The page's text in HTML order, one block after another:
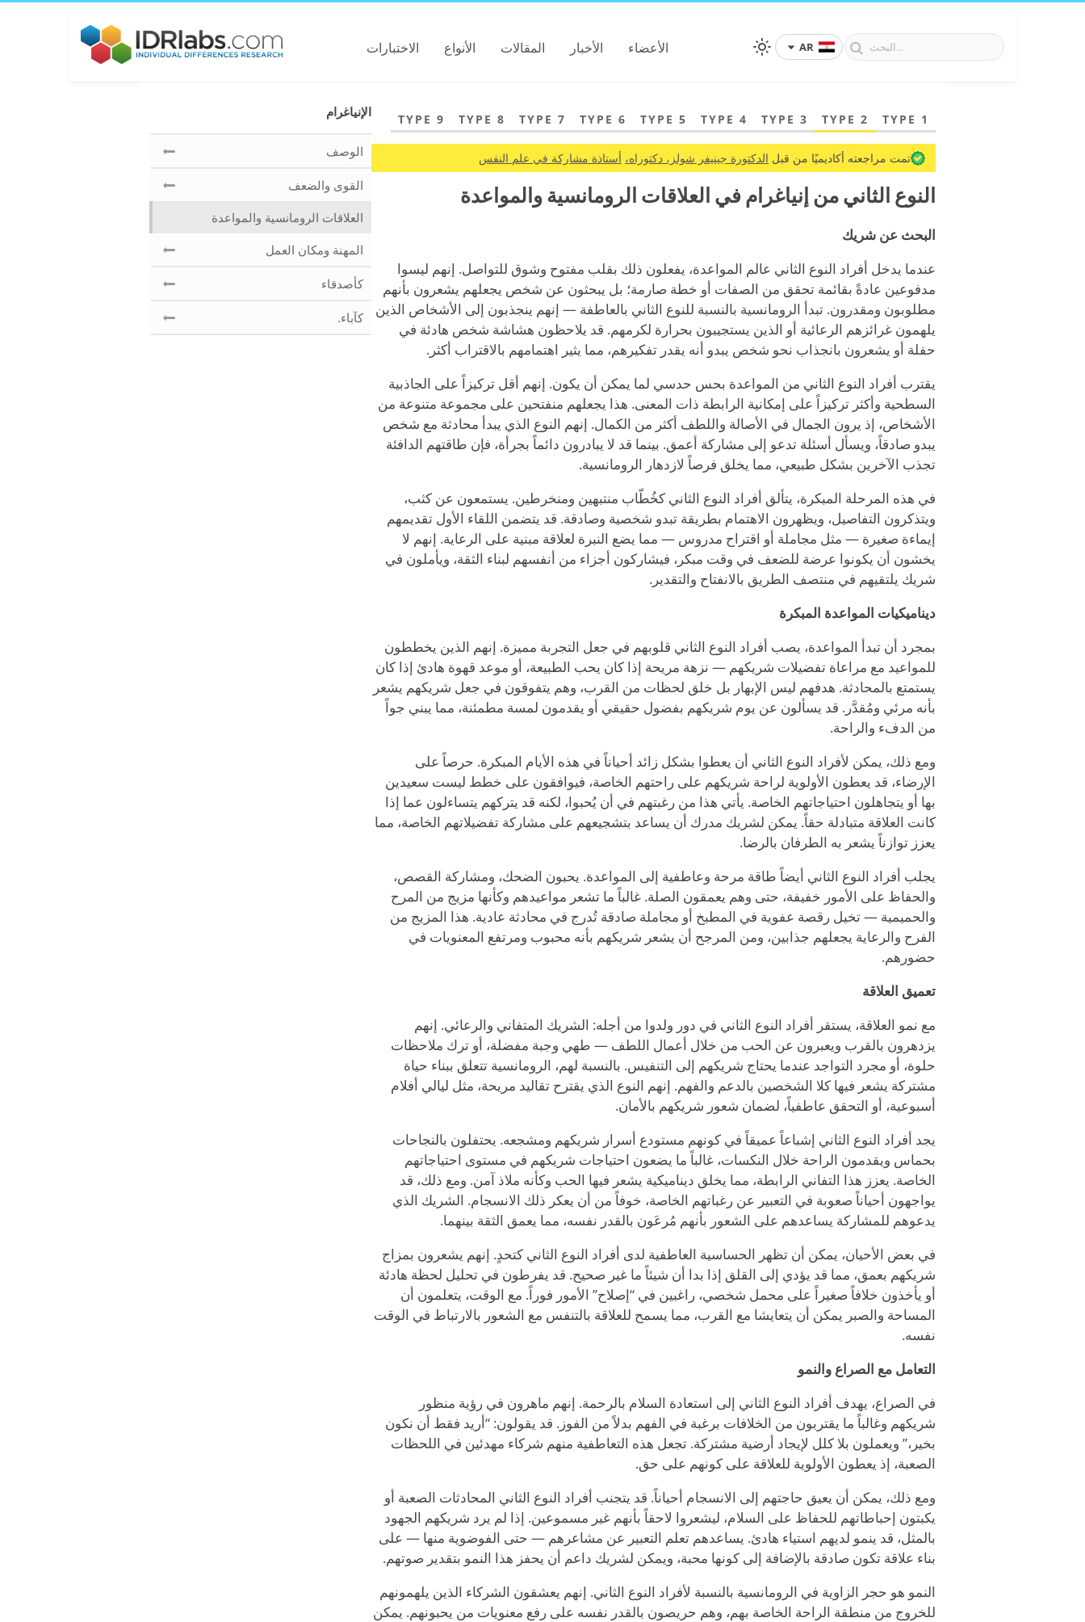
الاختبارات الأنواع المقالات الأخبار الأعضاء AR
الإنياغرام
الوصف
القوى والضعف
العلاقات الرومانسية والمواعدة
المهنة ومكان العمل
كأصدقاء
كآباء.
TYPE 1
TYPE 2
TYPE 3
TYPE 4
TYPE 5
TYPE 6
TYPE 7
TYPE 8
TYPE 9
تمت مراجعته أكاديميًا من قبل الدكتورة جينيفر شولز، دكتوراه، أستاذة مشاركة في علم النفس
النوع الثاني من إنياغرام في العلاقات الرومانسية والمواعدة
البحث عن شريك
عندما يدخل أفراد النوع الثاني عالم المواعدة، يفعلون ذلك بقلب مفتوح وشوق للتواصل. إنهم ليسوا
مدفوعين عادةً بقائمة تحقق من الصفات أو خطة صارمة؛ بل يبحثون عن شخص يجعلهم يشعرون بأنهم
مطلوبون ومقدرون. تبدأ الرومانسية بالنسبة للنوع الثاني بالعاطفة — إنهم ينجذبون إلى الأشخاص الذين
يلهمون غرائزهم الرعائية أو الذين يستجيبون بحرارة لكرمهم. قد يلاحظون هشاشة شخص هادئة في
حفلة أو يشعرون بانجذاب نحو شخص يبدو أنه يقدر تفكيرهم، مما يثير اهتمامهم بالاقتراب أكثر.
يقترب أفراد النوع الثاني من المواعدة بحس حدسي لما يمكن أن يكون. إنهم أقل تركيزاً على الجاذبية
السطحية وأكثر تركيزاً على إمكانية الرابطة ذات المعنى. هذا يجعلهم منفتحين على مجموعة متنوعة من
الأشخاص، إذ يرون الجمال في الأصالة واللطف أكثر من الكمال. إنهم النوع الذي يبدأ محادثة مع شخص
يبدو صادقاً، ويسأل أسئلة تدعو إلى مشاركة أعمق. بينما قد لا يبادرون دائماً بجرأة، فإن طاقتهم الدافئة
تجذب الآخرين بشكل طبيعي، مما يخلق فرصاً لازدهار الرومانسية.
في هذه المرحلة المبكرة، يتألق أفراد النوع الثاني كخُطّاب منتبهين ومنخرطين. يستمعون عن كثب،
ويتذكرون التفاصيل، ويظهرون الاهتمام بطريقة تبدو شخصية وصادقة. قد يتضمن اللقاء الأول تقديمهم
إيماءة صغيرة — مثل مجاملة أو اقتراح مدروس — مما يضع النبرة لعلاقة مبنية على الرعاية. إنهم لا
يخشون أن يكونوا عرضة للضعف في وقت مبكر، فيشاركون أجزاء من أنفسهم لبناء الثقة، ويأملون في
شريك يلتقيهم في منتصف الطريق بالانفتاح والتقدير.
ديناميكيات المواعدة المبكرة
بمجرد أن تبدأ المواعدة، يصب أفراد النوع الثاني قلوبهم في جعل التجربة مميزة. إنهم الذين يخططون
للمواعيد مع مراعاة تفضيلات شريكهم — نزهة مريحة إذا كان يحب الطبيعة، أو موعد قهوة هادئ إذا كان
يستمتع بالمحادثة. هدفهم ليس الإبهار بل خلق لحظات من القرب، وهم يتفوقون في جعل شريكهم يشعر
بأنه مرئي ومُقدَّر. قد يسألون عن يوم شريكهم بفضول حقيقي أو يقدمون لمسة مطمئنة، مما يبني جواً
من الدفء والراحة.
ومع ذلك، يمكن لأفراد النوع الثاني أن يعطوا بشكل زائد أحياناً في هذه الأيام المبكرة. حرصاً على
الإرضاء، قد يعطون الأولوية لراحة شريكهم على راحتهم الخاصة، فيوافقون على خطط ليست سعيدين
بها أو يتجاهلون احتياجاتهم الخاصة. يأتي هذا من رغبتهم في أن يُحبوا، لكنه قد يتركهم يتساءلون عما إذا
كانت العلاقة متبادلة حقاً. يمكن لشريك مدرك أن يساعد بتشجيعهم على مشاركة تفضيلاتهم الخاصة، مما
يعزز توازناً يشعر به الطرفان بالرضا.
يجلب أفراد النوع الثاني أيضاً طاقة مرحة وعاطفية إلى المواعدة. يحبون الضحك، ومشاركة القصص،
والحفاظ على الأمور خفيفة، حتى وهم يعمقون الصلة. غالباً ما تشعر مواعيدهم وكأنها مزيج من المرح
والحميمية — تخيل رقصة عفوية في المطبخ أو مجاملة صادقة تُدرج في محادثة عادية. هذا المزيج من
الفرح والرعاية يجعلهم جذابين، ومن المرجح أن يشعر شريكهم بأنه محبوب ومرتفع المعنويات في
حضورهم.
تعميق العلاقة
مع نمو العلاقة، يستقر أفراد النوع الثاني في دور ولدوا من أجله: الشريك المتفاني والرعائي. إنهم
يزدهرون بالقرب ويعبرون عن الحب من خلال أعمال اللطف — طهي وجبة مفضلة، أو ترك ملاحظات
حلوة، أو مجرد التواجد عندما يحتاج شريكهم إلى التنفيس. بالنسبة لهم، الرومانسية تتعلق ببناء حياة
مشتركة يشعر فيها كلا الشخصين بالدعم والفهم. إنهم النوع الذي يقترح تقاليد مريحة، مثل ليالي أفلام
أسبوعية، أو التحقق عاطفياً، لضمان شعور شريكهم بالأمان.
يجد أفراد النوع الثاني إشباعاً عميقاً في كونهم مستودع أسرار شريكهم ومشجعه. يحتفلون بالنجاحات
بحماس ويقدمون الراحة خلال النكسات، غالباً ما يضعون احتياجات شريكهم في مستوى احتياجاتهم
الخاصة. يعزز هذا التفاني الرابطة، مما يخلق ديناميكية يشعر فيها الحب وكأنه ملاذ آمن. ومع ذلك، قد
يواجهون أحياناً صعوبة في التعبير عن رغباتهم الخاصة، خوفاً من أن يعكر ذلك الانسجام. الشريك الذي
يدعوهم للمشاركة يساعدهم على الشعور بأنهم مُرعَون بالقدر نفسه، مما يعمق الثقة بينهما.
في بعض الأحيان، يمكن أن تظهر الحساسية العاطفية لدى أفراد النوع الثاني كتحدٍ. إنهم يشعرون بمزاج
شريكهم بعمق، مما قد يؤدي إلى القلق إذا بدا أن شيئاً ما غير صحيح. قد يفرطون في تحليل لحظة هادئة
أو يأخذون خلافاً صغيراً على محمل شخصي، راغبين في “إصلاح” الأمور فوراً. مع الوقت، يتعلمون أن
المساحة والصبر يمكن أن يتعايشا مع القرب، مما يسمح للعلاقة بالتنفس مع الشعور بالارتباط في الوقت
نفسه.
التعامل مع الصراع والنمو
في الصراع، يهدف أفراد النوع الثاني إلى استعادة السلام بالرحمة. إنهم ماهرون في رؤية منظور
شريكهم وغالباً ما يقتربون من الخلافات برغبة في الفهم بدلاً من الفوز. قد يقولون: “أريد فقط أن نكون
بخير،” ويعملون بلا كلل لإيجاد أرضية مشتركة. تجعل هذه التعاطفية منهم شركاء مهدئين في اللحظات
الصعبة، إذ يعطون الأولوية للعلاقة على كونهم على حق.
ومع ذلك، يمكن أن يعيق حاجتهم إلى الانسجام أحياناً. قد يتجنب أفراد النوع الثاني المحادثات الصعبة أو
يكبتون إحباطاتهم للحفاظ على السلام، ليشعروا لاحقاً بأنهم غير مسموعين. إذا لم يرد شريكهم الجهود
بالمثل، قد ينمو لديهم استياء هادئ. يساعدهم تعلم التعبير عن مشاعرهم — حتى الفوضوية منها — على
بناء علاقة تكون صادقة بالإضافة إلى كونها محبة، ويمكن لشريك داعم أن يحفز هذا النمو بتقدير صوتهم.
النمو هو حجر الزاوية في الرومانسية بالنسبة لأفراد النوع الثاني. إنهم يعشقون الشركاء الذين يلهمونهم
للخروج من منطقة الراحة الخاصة بهم، وهم حريصون بالقدر نفسه على رفع معنويات من يحبونهم. يمكن